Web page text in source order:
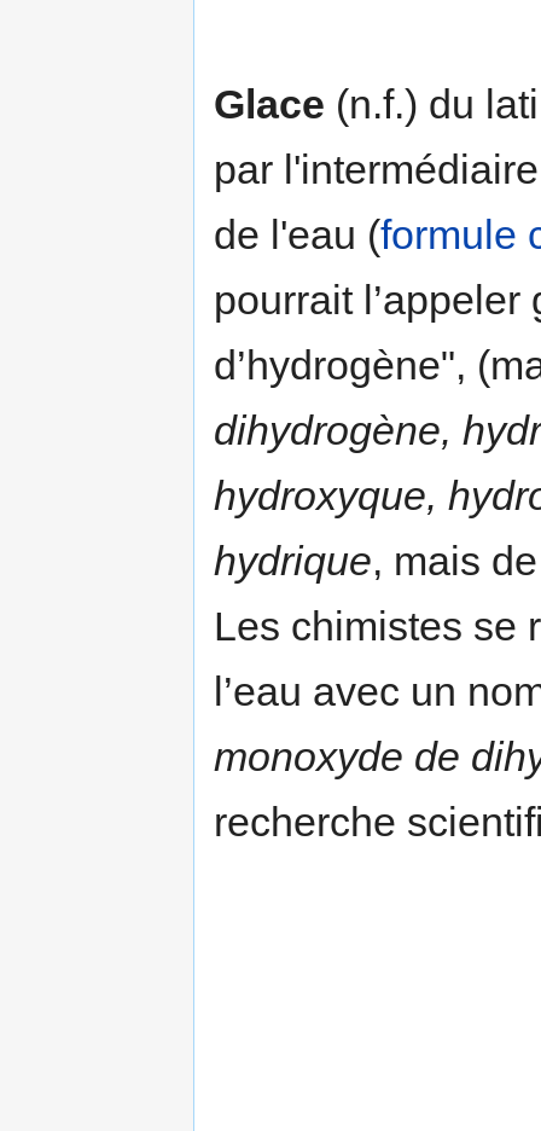
Glace (n.f.) du
par
de l'eau (formule
pourrait
d’hydrogène",
dihydrogène,
hydroxyque,
hydrique, mais
Les chimistes se
l’eau avec un
monoxyde de
recherche